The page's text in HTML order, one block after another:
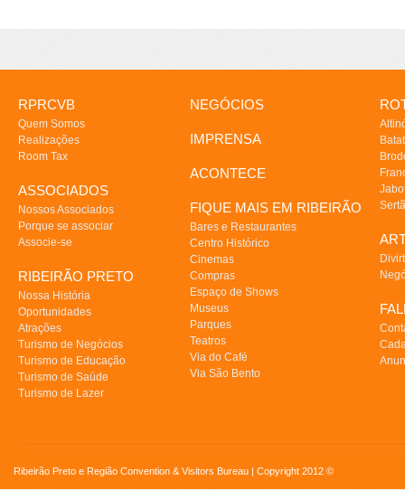
RPRCVB
Quem Somos
Realizações
Room Tax
ASSOCIADOS
Nossos Associados
Porque se associar
Associe-se
RIBEIRÃO PRETO
Nossa História
Oportunidades
Atrações
Turismo de Negócios
Turismo de Educação
Turismo de Saúde
Turismo de Lazer
NEGÓCIOS
IMPRENSA
ACONTECE
FIQUE MAIS EM RIBEIRÃO
Bares e Restaurantes
Centro Histórico
Cinemas
Compras
Espaço de Shows
Museus
Parques
Teatros
Via do Café
Via São Bento
Ribeirão Preto e Região Convention & Visitors Bureau | Copyright 2012 ©